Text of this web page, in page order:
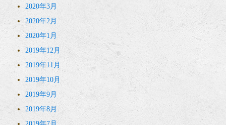
2020年3月
2020年2月
2020年1月
2019年12月
2019年11月
2019年10月
2019年9月
2019年8月